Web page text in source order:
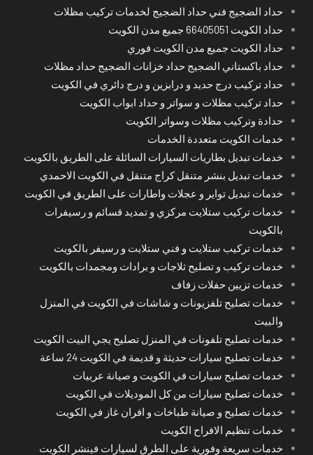
حداد الضجيج فني حداد الضجيج لخدمات تركيب مظلات
حداد الكويت 66405051 جميع مدن الكويت
حداد الكويت جميع مدن الكويت فوري
حداد باكستاني الضجيج حداد خزانات الضجيج حداد مظلات
حداد تركيب درج حديد و درابزين و درج دائري في الكويت
حداد تركيب مظلات و سواتر و حداد ابواب الكويت
حدادة وتركيب مظلات وسواتر الكويت
خدمات الكويت متعددة الخدمات
خدمات تبديل بطاريات السيارات السائلة على الطريق بالكويت
خدمات تبديل بنشر متنقل كراج متنقل في الكويت الاحمدي
خدمات تبديل تواير و عجلات واطارات على الطريق في الكويت
خدمات تركيب ستلايت مركزي و تمديد قسائم و رسيفرات
بالكويت
خدمات تركيب ستلايت و فني ستلايت و رسيفر بالكويت
خدمات تركيب و تصليح ثلاجات و برادات ومجمدات بالكويت
خدمات تزيين حفلات زفاف
خدمات تصليح تلفزيونات و شاشات في الكويت في المنزل
والبيت
خدمات تصليح تلفونات في المنزل تصليح يجي البيت الكويت
خدمات تصليح سيارات حديثة و قديمة في الكويت 24 ساعة
خدمات تصليح سيارات في الكويت و صيانة عربيات
خدمات تصليح سيارات من كل الموديلات في الكويت
خدمات تصليح و صيانة طباخات و افران غاز في الكويت
خدمات تنظيم الافراح الكويت
خدمات سريعة وفورية على الطرق لسيارات فينشر الكويت